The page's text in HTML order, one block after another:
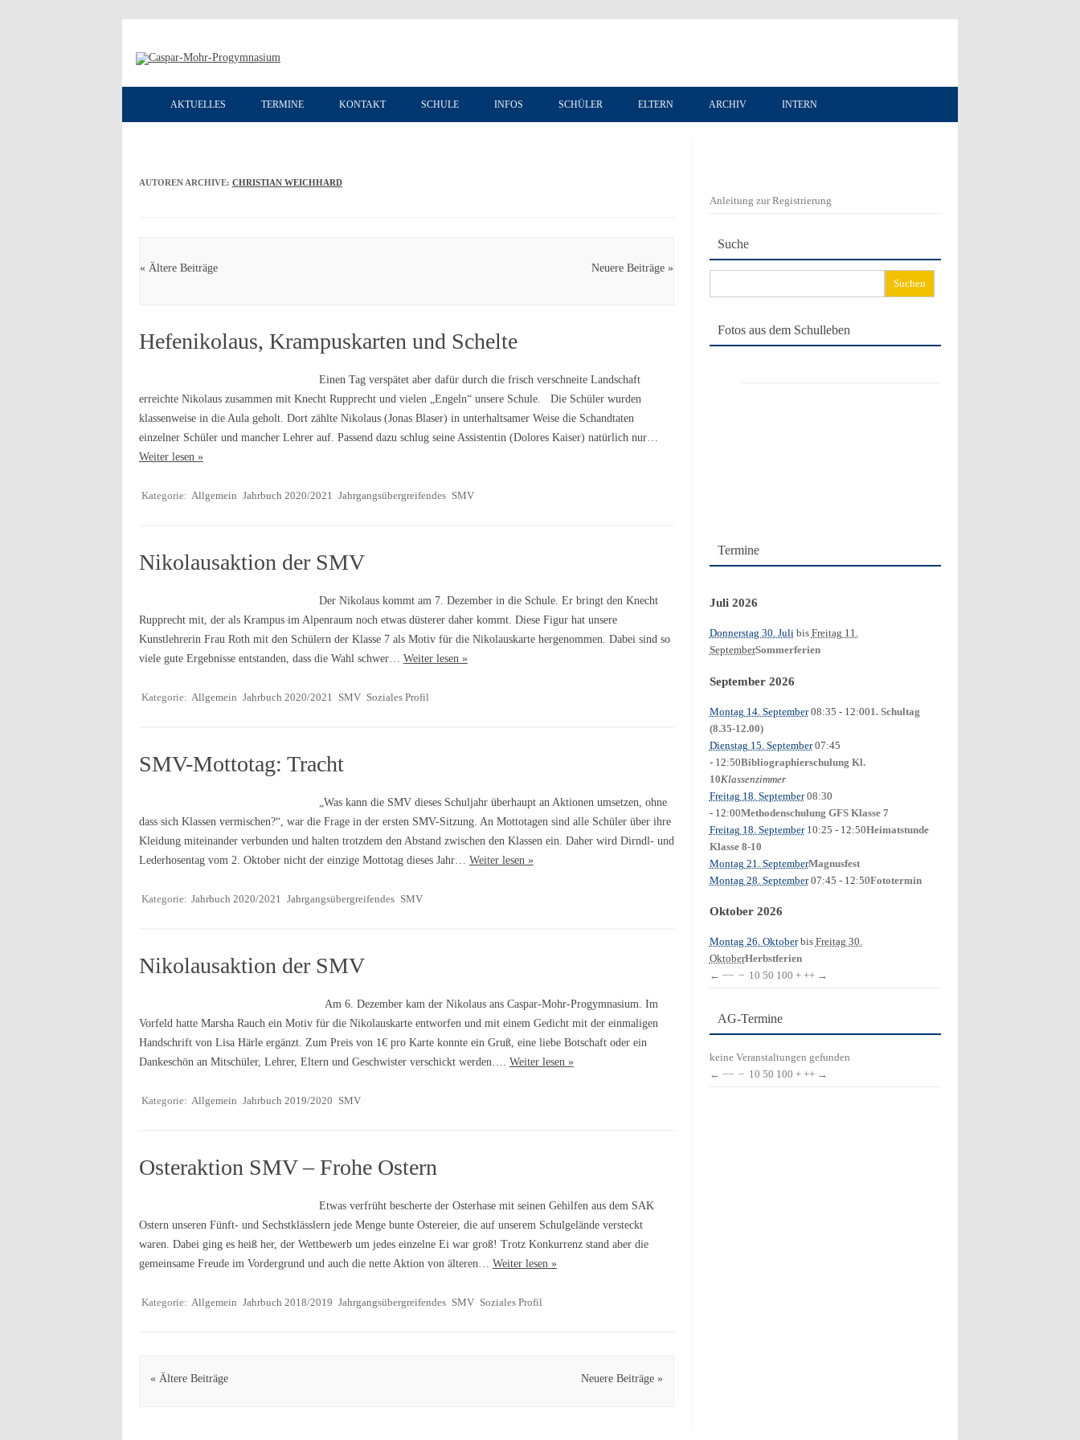
AKTUELLES TERMINE KONTAKT SCHULE INFOS SCHÜLER ELTERN ARCHIV INTERN
AUTOREN ARCHIVE: CHRISTIAN WEICHHARD
Artikel Navigation
« Ältere Beiträge Neuere Beiträge »
Hefenikolaus, Krampuskarten und Schelte
Einen Tag verspätet aber dafür durch die frisch verschneite Landschaft
erreichte Nikolaus zusammen mit Knecht Rupprecht und vielen „Engeln“ unsere Schule. Die Schüler wurden
klassenweise in die Aula geholt. Dort zählte Nikolaus (Jonas Blaser) in unterhaltsamer Weise die Schandtaten
einzelner Schüler und mancher Lehrer auf. Passend dazu schlug seine Assistentin (Dolores Kaiser) natürlich nur…
Weiter lesen »
Kategorie: Allgemein Jahrbuch 2020/2021 Jahrgangsübergreifendes SMV
Nikolausaktion der SMV
Der Nikolaus kommt am 7. Dezember in die Schule. Er bringt den Knecht
Rupprecht mit, der als Krampus im Alpenraum noch etwas düsterer daher kommt. Diese Figur hat unsere
Kunstlehrerin Frau Roth mit den Schülern der Klasse 7 als Motiv für die Nikolauskarte hergenommen. Dabei sind so
viele gute Ergebnisse entstanden, dass die Wahl schwer… Weiter lesen »
Kategorie: Allgemein Jahrbuch 2020/2021 SMV Soziales Profil
SMV-Mottotag: Tracht
„Was kann die SMV dieses Schuljahr überhaupt an Aktionen umsetzen, ohne
dass sich Klassen vermischen?“, war die Frage in der ersten SMV-Sitzung. An Mottotagen sind alle Schüler über ihre
Kleidung miteinander verbunden und halten trotzdem den Abstand zwischen den Klassen ein. Daher wird Dirndl- und
Lederhosentag vom 2. Oktober nicht der einzige Mottotag dieses Jahr… Weiter lesen »
Kategorie: Jahrbuch 2020/2021 Jahrgangsübergreifendes SMV
Nikolausaktion der SMV
Am 6. Dezember kam der Nikolaus ans Caspar-Mohr-Progymnasium. Im
Vorfeld hatte Marsha Rauch ein Motiv für die Nikolauskarte entworfen und mit einem Gedicht mit der einmaligen
Handschrift von Lisa Härle ergänzt. Zum Preis von 1€ pro Karte konnte ein Gruß, eine liebe Botschaft oder ein
Dankeschön an Mitschüler, Lehrer, Eltern und Geschwister verschickt werden…. Weiter lesen »
Kategorie: Allgemein Jahrbuch 2019/2020 SMV
Osteraktion SMV – Frohe Ostern
Etwas verfrüht bescherte der Osterhase mit seinen Gehilfen aus dem SAK
Ostern unseren Fünft- und Sechstklässlern jede Menge bunte Ostereier, die auf unserem Schulgelände versteckt
waren. Dabei ging es heiß her, der Wettbewerb um jedes einzelne Ei war groß! Trotz Konkurrenz stand aber die
gemeinsame Freude im Vordergrund und auch die nette Aktion von älteren… Weiter lesen »
Kategorie: Allgemein Jahrbuch 2018/2019 Jahrgangsübergreifendes SMV Soziales Profil
Artikel Navigation
« Ältere Beiträge Neuere Beiträge »
Anleitung zur Registrierung
Suche
nach:
Fotos aus dem Schulleben
Termine
Juli 2026
Donnerstag 30. Julibis Freitag 11.
SeptemberSommerferien
September 2026
Montag 14. September08:35 - 12:001. Schultag
(8.35-12.00)
Dienstag 15. September07:45
- 12:50Bibliographierschulung Kl.
10Klassenzimmer
Freitag 18. September08:30
- 12:00Methodenschulung GFS Klasse 7
Freitag 18. September10:25 - 12:50Heimatstunde
Klasse 8-10
Montag 21. SeptemberMagnusfest
Montag 28. September07:45 - 12:50Fototermin
Oktober 2026
Montag 26. Oktoberbis Freitag 30.
OktoberHerbstferien
← −− − 10 50 100 + ++ →
AG-Termine
keine Veranstaltungen gefunden
← −− − 10 50 100 + ++ →